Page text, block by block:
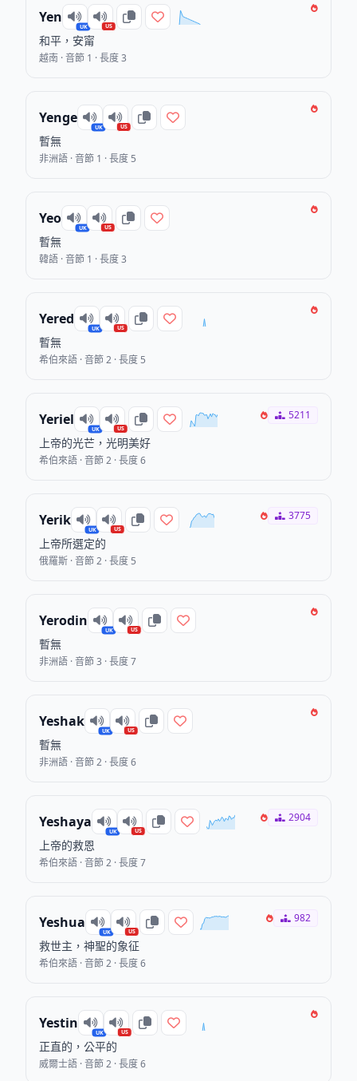
Yen
UK US
和平，安甯
越南 · 音節 1 · 長度 3
Yenge
UK US
暫無
非洲語 · 音節 1 · 長度 5
Yeo
UK US
暫無
韓語 · 音節 1 · 長度 3
Yered
UK US
暫無
希伯來語 · 音節 2 · 長度 5
Yeriel
UK US
上帝的光芒，光明美好
希伯來語 · 音節 2 · 長度 6
5211
Yerik
UK US
上帝所選定的
俄羅斯 · 音節 2 · 長度 5
3775
Yerodin
UK US
暫無
非洲語 · 音節 3 · 長度 7
Yeshak
UK US
暫無
非洲語 · 音節 2 · 長度 6
Yeshaya
UK US
上帝的救恩
希伯來語 · 音節 2 · 長度 7
2904
Yeshua
UK US
救世主，神聖的象征
希伯來語 · 音節 2 · 長度 6
982
Yestin
UK US
正直的，公平的
威爾士語 · 音節 2 · 長度 6